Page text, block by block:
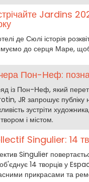
Jardins
де Сюлі історія
до серця Маре, щоб
Пон-Неф:
із Пон-Неф, який
JR запрошує
зустріти
і містом.
Singulier: 14
Singulier
14 творців у
прикрасами та